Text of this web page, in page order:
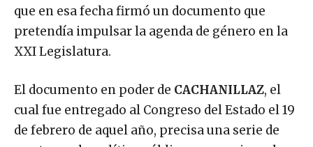
que en esa fecha firmó un documento que
pretendía impulsar la agenda de género en la
XXI Legislatura.
El documento en poder de CACHANILLAZ, el
cual fue entregado al Congreso del Estado el 19
de febrero de aquel año, precisa una serie de